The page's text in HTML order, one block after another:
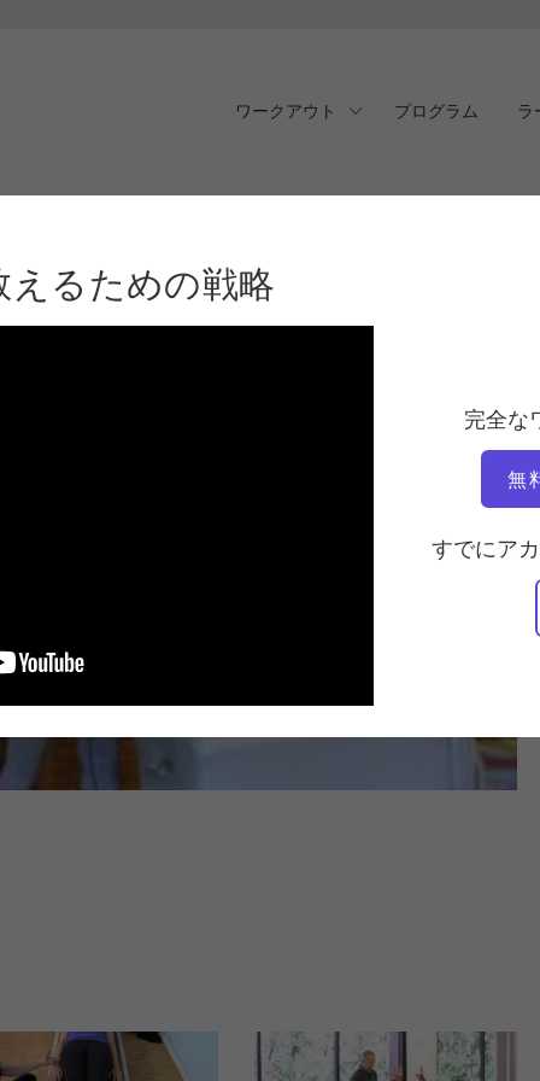
ワークアウト プログラム ラ
ための戦略
るための戦略
完全な
無
すでにア